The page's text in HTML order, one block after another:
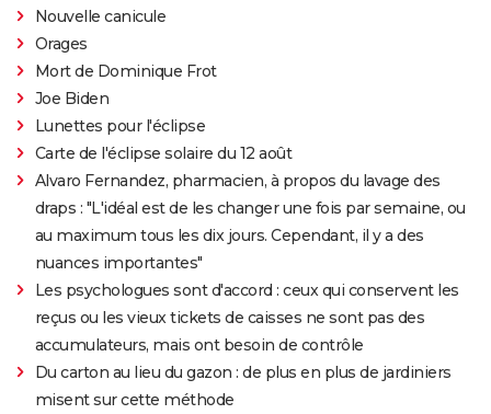
Nouvelle canicule
Orages
Mort de Dominique Frot
Joe Biden
Lunettes pour l'éclipse
Carte de l'éclipse solaire du 12 août
Alvaro Fernandez, pharmacien, à propos du lavage des
draps : "L'idéal est de les changer une fois par semaine, ou
au maximum tous les dix jours. Cependant, il y a des
nuances importantes"
Les psychologues sont d'accord : ceux qui conservent les
reçus ou les vieux tickets de caisses ne sont pas des
accumulateurs, mais ont besoin de contrôle
Du carton au lieu du gazon : de plus en plus de jardiniers
misent sur cette méthode